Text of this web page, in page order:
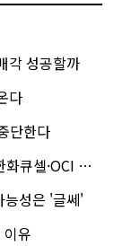
각 성공할까
다
단한다
영향은?
성은 '글쎄'
유